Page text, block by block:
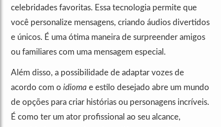
celebridades favoritas. Essa tecnologia permite que
você personalize mensagens, criando áudios divertidos
e únicos. É uma ótima maneira de surpreender amigos
ou familiares com uma mensagem especial.
Além disso, a possibilidade de adaptar vozes de
acordo com o idioma e estilo desejado abre um mundo
de opções para criar histórias ou personagens incríveis.
É como ter um ator profissional ao seu alcance,